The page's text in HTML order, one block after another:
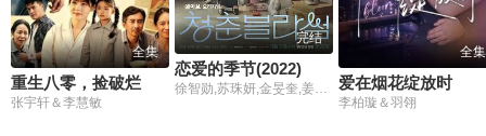
全集
张宇轩＆李慧敏
完结
恋爱的季节(2022)
徐智勋,苏珠妍,金旻奎,姜惠元,尹贤秀,吴裕珍
全集
爱在烟花绽放时
李柏璇＆羽翎